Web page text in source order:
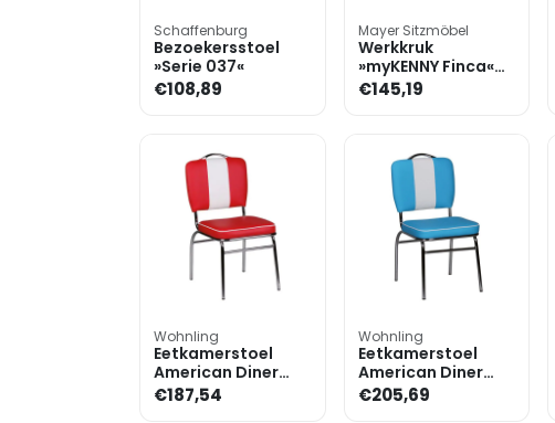
Schaffenburg
Bezoekersstoel
»Serie 037«
€108,89
Mayer Sitzmöbel
Werkkruk
»myKENNY Finca«
hendelontgrendeling
kunstleer
€145,19
Wohnling
Eetkamerstoel
American Diner
vintage uitvoering
kunstleer
€187,54
Wohnling
Eetkamerstoel
American Diner
vintage uitvoering
kunstleer
€205,69